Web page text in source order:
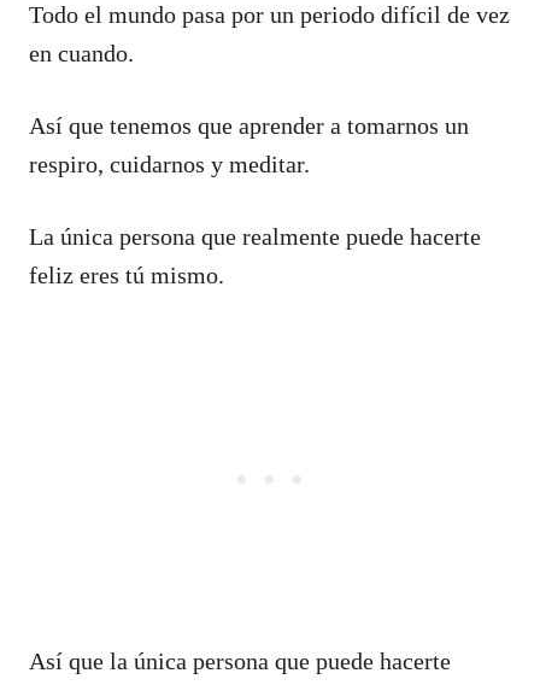
Todo el mundo pasa por un periodo difícil de vez
en cuando.
Así que tenemos que aprender a tomarnos un
respiro, cuidarnos y meditar.
La única persona que realmente puede hacerte
feliz eres tú mismo.
Así que la única persona que puede hacerte